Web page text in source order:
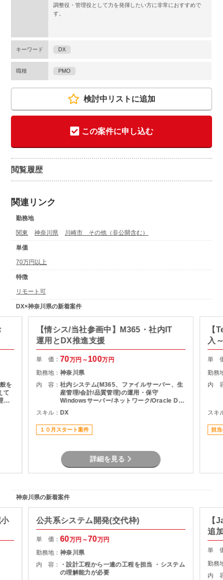
調整役・管理役として力を発揮したい方に非常におすすめで
す。
キーワード DX
職種 PMO
検討中リストに追加
この案件に申し込む
閲覧履歴
関連リンク
勤務地
関東 神奈川県 川崎市 その他（非公開含む）
単価
70万円以上
特徴
リモート可
DX×神奈川県の新着案件
を
て
の
【情シス/当社参画中】M365・社内IT
運用とDX推進支援
単 価： 70万円～100万円
勤務地：神奈川県
内 容：社内システム(M365、ファイルサーバー、生
産管理/会計/品質管理)の運用・保守
Windowsサーバー/ネットワーク/Oracle DB
などインフラ運用 セキュリティ対応、リスク
管理 情報システム関連のポリシー整備 社内
ヘルプデスク、ユーザー教育 メンバー指導・
育成 将来的な情報戦略企画・設計への関与
スキル： DX
１０月スタート案件
詳細を見る
【
入
単
勤務
内
スキ
担当
神奈川県の新着案件
公共系システム開発(交代枠)
単 価：60万円～70万円
勤務地：神奈川県
内 容：
・設計工程から一連の工程を担当 ・システム
の理解能力が必要
【
追
単
勤務
内